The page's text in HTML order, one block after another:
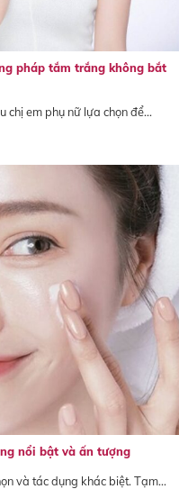
pháp tắm trắng không bắt
em phụ nữ lựa chọn để...
nổi bật và ấn tượng
và tác dụng khác biệt. Tạm...